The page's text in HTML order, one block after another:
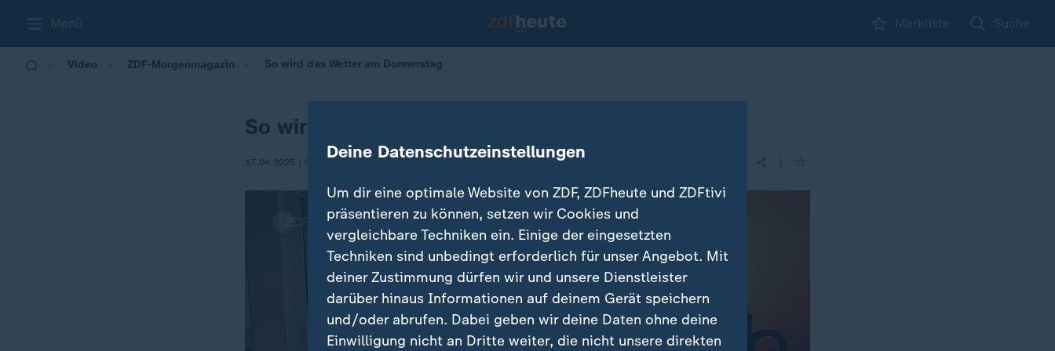
Menü Merkliste Suche
Video ZDF-Morgenmagazin So wird das Wetter am Donnerstag
So wird das Wetter am Donnerstag
17.04.2025 | 05:30 Deine Datenschutzeinstellungen
Um dir eine optimale Website von ZDF, ZDFheute und ZDFtivi
präsentieren zu können, setzen wir Cookies und
vergleichbare Techniken ein. Einige der eingesetzten
Techniken sind unbedingt erforderlich für unser Angebot. Mit
deiner Zustimmung dürfen wir und unsere Dienstleister
darüber hinaus Informationen auf deinem Gerät speichern
und/oder abrufen. Dabei geben wir deine Daten ohne deine
Einwilligung nicht an Dritte weiter, die nicht unsere direkten